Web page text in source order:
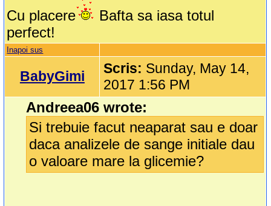
Cu placere
Bafta sa iasa totul
perfect!
Inapoi sus
BabyGimi Scris: Sunday, May 14,
2017 1:56 PM
Andreea06 wrote:
Si trebuie facut neaparat sau e doar
daca analizele de sange initiale dau
o valoare mare la glicemie?